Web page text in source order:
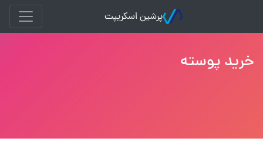
پرشین اسکریپت
خرید پوسته